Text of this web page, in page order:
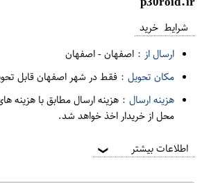
شرایط خرید
ارسال از : اصفهان-اصفهان
مکان تحویل : فقط در شهر اصفهان قابل
هزینه ارسال : هزینه ارسال مطابق با هزینه
محل از خریدار اخذ خواهد شد.
اطلاعات بیشتر ❯